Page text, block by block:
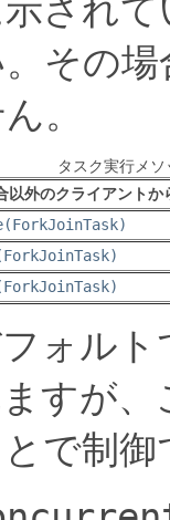
され
その
。
タスク実行メ
以外のクライアントか
ォル
すが
で制